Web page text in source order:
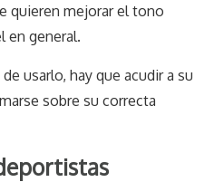
quieren mejorar el tono
en general.
usarlo, hay que acudir a su
sobre su correcta